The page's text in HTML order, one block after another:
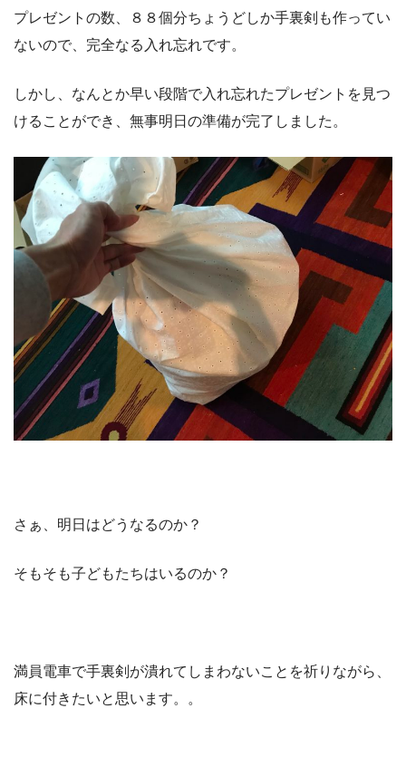
プレゼントの数、８８個分ちょうどしか手裏剣も作ってい
ないので、完全なる入れ忘れです。
しかし、なんとか早い段階で入れ忘れたプレゼントを見つ
けることができ、無事明日の準備が完了しました。
さぁ、明日はどうなるのか？
そもそも子どもたちはいるのか？
満員電車で手裏剣が潰れてしまわないことを祈りながら、
床に付きたいと思います。。